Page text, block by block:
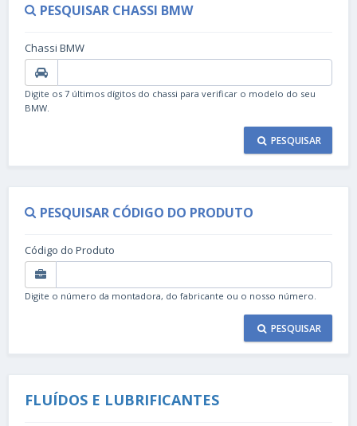
PESQUISAR CHASSI BMW
Chassi BMW
Digite os 7 últimos dígitos do chassi para verificar o modelo do seu
BMW.
PESQUISAR
PESQUISAR CÓDIGO DO PRODUTO
Código do Produto
Digite o número da montadora, do fabricante ou o nosso número.
PESQUISAR
FLUÍDOS E LUBRIFICANTES